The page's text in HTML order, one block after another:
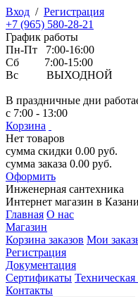
Вход / Регистрация
+7 (965) 580-28-21
График работы
Пн-Пт 7:00-16:00
Сб 7:00-15:00
Вс ВЫХОДНОЙ
В праздничные дни
с 7:00 - 13:00
Корзина
Нет товаров
сумма скидки 0.00 руб.
сумма заказа 0.00 руб.
Оформить
Инженерная сантехника
Интернет магазин в Казани
Главная О нас
Магазин
Корзина заказов Мои
Регистрация
Документация
Сертификаты
Контакты